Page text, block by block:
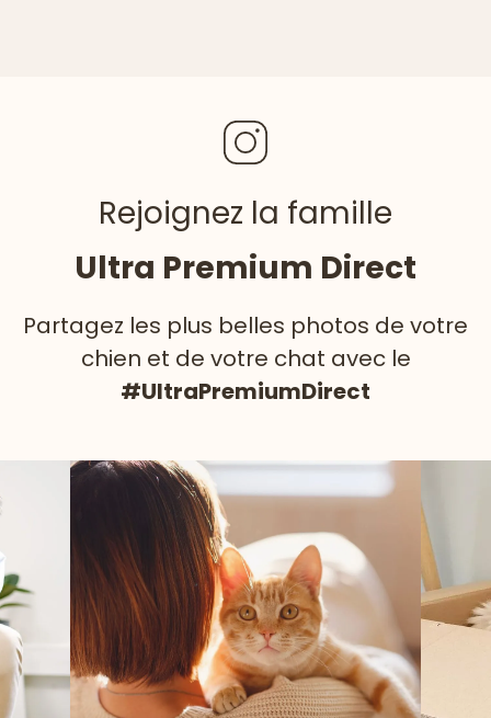
Rejoignez la famille
Ultra Premium Direct
Partagez les plus belles photos de votre
chien et de votre chat avec le
#UltraPremiumDirect